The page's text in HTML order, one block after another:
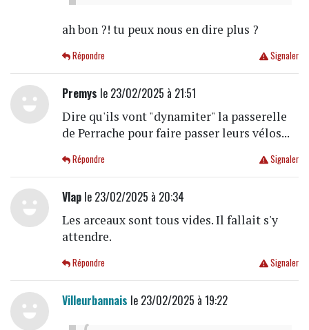
ah bon ?! tu peux nous en dire plus ?
Signaler
Répondre
Premys le 23/02/2025 à 21:51
Dire qu'ils vont "dynamiter" la passerelle
de Perrache pour faire passer leurs vélos...
Signaler
Répondre
Vlaple 23/02/2025 à 20:34
Les arceaux sont tous vides. Il fallait s'y
attendre.
Signaler
Répondre
Villeurbannais le 23/02/2025 à 19:22